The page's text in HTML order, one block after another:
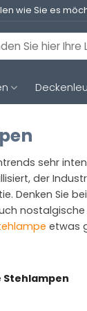
wie Sie es
sehr
der
Denken Sie
etwas
Stehlampen